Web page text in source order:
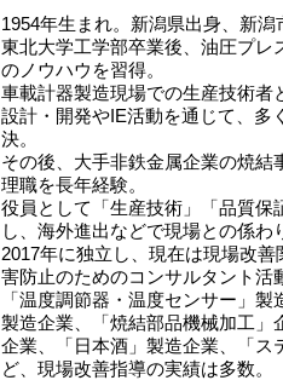
1954年生まれ。新潟県出身、新潟
東北大学工学部卒業後、油圧プレ
のノウハウを習得。
車載計器製造現場での生産技術者
設計・開発やIE活動を通じて、多
決。
その後、大手非鉄金属企業の焼結
理職を長年経験。
役員として「生産技術」「品質保
し、海外進出などで現場との係わ
2017年に独立し、現在は現場改
害防止のためのコンサルタント活
「温度調節器・温度センサー」
製造企業、「焼結部品機械加工」
企業、「日本酒」製造企業、「ス
ど、現場改善指導の実績は多数。